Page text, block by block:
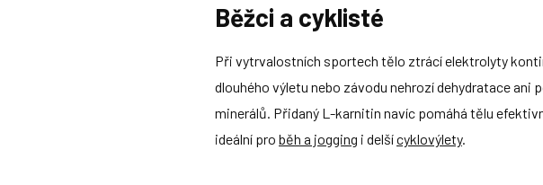
Běžci a cyklisté
Při vytrvalostních sportech tělo ztrácí elektrolyty
dlouhého výletu nebo závodu nehrozí dehydratace
minerálů. Přidaný L-karnitin navíc pomáhá tělu
ideální pro běh a jogging i delšícyklovýlety.